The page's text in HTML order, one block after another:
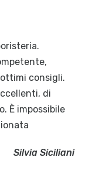
consigli.
di
È impossibile
Silvia Siciliani